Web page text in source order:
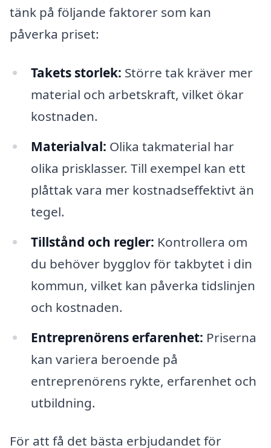
tänk på följande faktorer som kan
påverka priset:
Takets storlek: Större tak kräver mer
material och arbetskraft, vilket ökar
kostnaden.
Materialval: Olika takmaterial har
olika prisklasser. Till exempel kan ett
plåttak vara mer kostnadseffektivt än
tegel.
Tillstånd och regler: Kontrollera om
du behöver bygglov för takbytet i din
kommun, vilket kan påverka tidslinjen
och kostnaden.
Entreprenörens erfarenhet: Priserna
kan variera beroende på
entreprenörens rykte, erfarenhet och
utbildning.
För att få det bästa erbjudandet för